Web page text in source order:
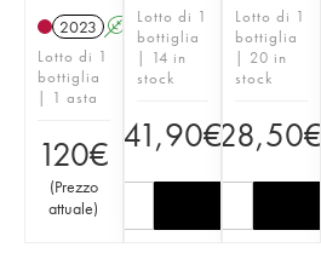
2023 A
Lotto di 1
bottiglia
| 1 asta
120€
(Prezzo
attuale)
Lotto di 1
bottiglia
| 14 in
stock
41,90€
Lotto di 1
bottiglia
| 20 in
stock
28,50€